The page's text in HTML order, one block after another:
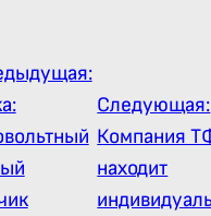
Следующая:
Компания
находит